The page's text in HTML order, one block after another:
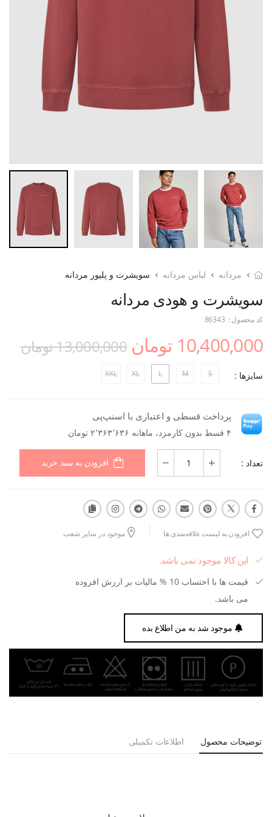
مردانه لباس مردانه سویشرت و پلیور مردانه
سویشرت و هودی مردانه
کد محصول : 86343
10,400,000 تومان 13,000,000 تومان
سایزها : S
M
L
XL
XXL
پرداخت قسطی و اعتباری با اسنپ‌پی
۴ قسط بدون کارمزد، ماهانه ۲٬۳۶۳٬۶۳۶ تومان
تعداد : افزودن به سبد خرید
افزودن به لیست علاقه‌مندی ها موجود در سایر شعب
این کالا موجود نمی باشد.
قیمت ها با احتساب 10 % مالیات بر ارزش افزوده
می باشد.
موجود شد به من اطلاع بده
توضیحات محصول اطلاعات تکمیلی